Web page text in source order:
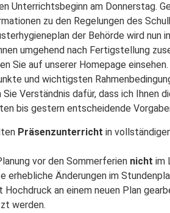
Unterrichtsbeginn am Donnerstag.
zu den Regelungen des
der Behörde wird nun
umgehend nach Fertigstellung
Sie auf unserer Homepage
und wichtigsten
Verständnis dafür, dass ich Ihnen
bis gestern entscheidende
Präsenzunterrichtin
vor den Sommerferien nichtim
erhebliche Änderungen im
Hochdruck an einem neuen Plan
werden.